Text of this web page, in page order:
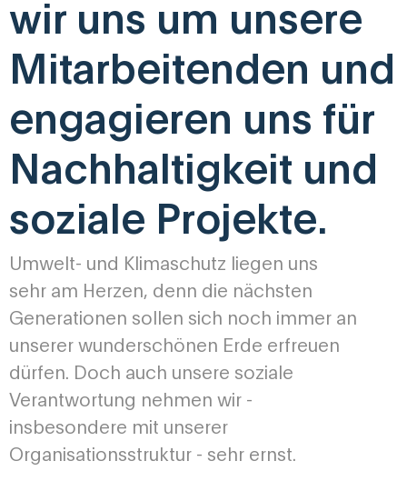
wir uns um unsere
Mitarbeitenden und
engagieren uns für
Nachhaltigkeit und
soziale Projekte.
Umwelt- und Klimaschutz liegen uns
sehr am Herzen, denn die nächsten
Generationen sollen sich noch immer an
unserer wunderschönen Erde erfreuen
dürfen. Doch auch unsere soziale
Verantwortung nehmen wir -
insbesondere mit unserer
Organisationsstruktur - sehr ernst.